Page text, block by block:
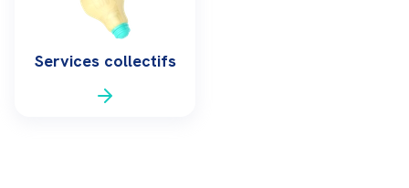
Services collectifs